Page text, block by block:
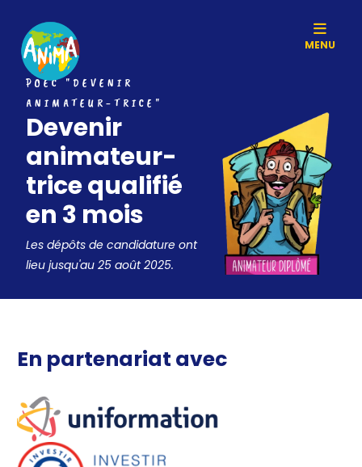
MENU
POEC "DEVENIR
ANIMATEUR-TRICE"
Devenir
animateur-
trice qualifié
en 3 mois
Les dépôts de candidature ont
lieu jusqu'au 25 août 2025.
En partenariat avec